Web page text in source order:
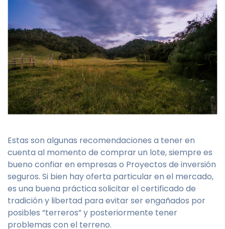
Estas son algunas recomendaciones a tener en
cuenta al momento de comprar un lote, siempre es
bueno confiar en empresas o Proyectos de inversión
seguros. Si bien hay oferta particular en el mercado,
es una buena práctica solicitar el certificado de
tradición y libertad para evitar ser engañados por
posibles “terreros” y posteriormente tener
problemas con el terreno.